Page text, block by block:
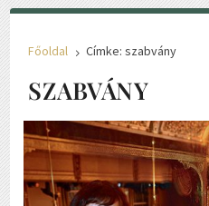
Főoldal 5 Címke: szabvány
SZABVÁNY